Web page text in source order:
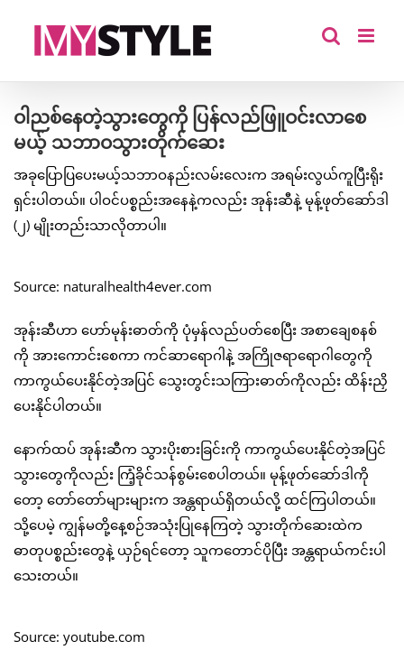
ဝါညစ်နေတဲ့သွားတွေကို ပြန်လည်ဖြူဝင်းလာစေ
မယ့် သဘာဝသွားတိုက်ဆေး
အခုပြောပြပေးမယ့်သဘာဝနည်းလမ်းလေးက အရမ်းလွယ်ကူပြီးရိုး
ရှင်းပါတယ်။ ပါဝင်ပစ္စည်းအနေနဲ့ကလည်း အုန်းဆီနဲ့ မုန့်ဖုတ်ဆော်ဒါ
(၂) မျိုးတည်းသာလိုတာပါ။
Source: naturalhealth4ever.com
အုန်းဆီဟာ ဟော်မုန်းဓာတ်ကို ပုံမှန်လည်ပတ်စေပြီး အစာချေစနစ်
ကို အားကောင်းစေကာ ကင်ဆာရောဂါနဲ့ အကြိုဇရာရောဂါတွေကို
ကာကွယ်ပေးနိုင်တဲ့အပြင် သွေးတွင်းသကြားဓာတ်ကိုလည်း ထိန်းညှိ
ပေးနိုင်ပါတယ်။
နောက်ထပ် အုန်းဆီက သွားပိုးစားခြင်းကို ကာကွယ်ပေးနိုင်တဲ့အပြင်
သွားတွေကိုလည်း ကြံ့ခိုင်သန်စွမ်းစေပါတယ်။ မုန့်ဖုတ်ဆော်ဒါကို
တော့ တော်တော်များများက အန္တရာယ်ရှိတယ်လို့ ထင်ကြပါတယ်။
သို့ပေမဲ့ ကျွန်မတို့နေ့စဉ်အသုံးပြုနေကြတဲ့ သွားတိုက်ဆေးထဲက
ဓာတုပစ္စည်းတွေနဲ့ ယှဉ်ရင်တော့ သူကတောင်ပိုပြီး အန္တရာယ်ကင်းပါ
သေးတယ်။
Source: youtube.com